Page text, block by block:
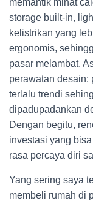
memantik minat
storage built-in,
kelistrikan yang
ergonomis,
pasar melambat.
perawatan desain:
terlalu trendi
dipadupadankan
Dengan begitu,
investasi yang
rasa percaya diri
Yang sering saya
membeli rumah di